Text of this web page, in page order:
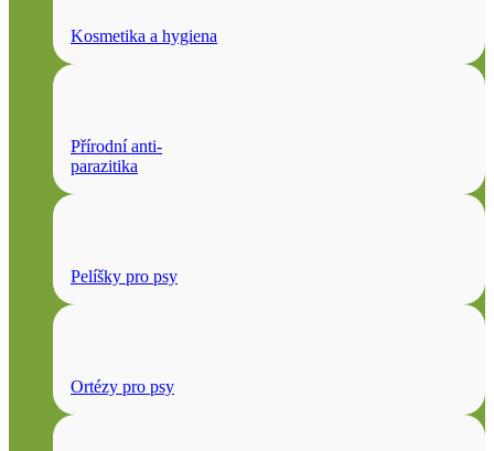
Kosmetika a hygiena
Přírodní anti-
parazitika
Pelíšky pro psy
Ortézy pro psy